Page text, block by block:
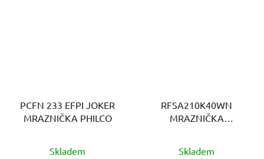
PCFN 233 EFPI JOKER
MRAZNIČKA PHILCO
Skladem
RFSA210K40WN
MRAZNIČKA
Skladem